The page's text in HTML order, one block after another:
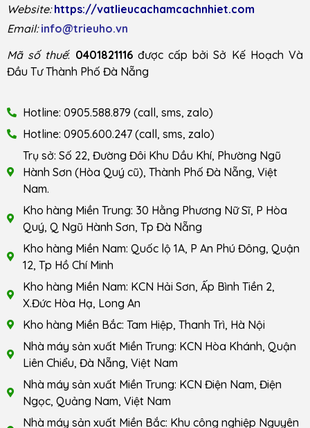
Website: https://vatlieucachamcachnhiet.com
Email: info@trieuho.vn
Mã số thuế: 0401821116được cấp bởi Sở Kế Hoạch Và
Đầu Tư Thành Phố Đà Nẵng
Hotline: 0905.588.879 (call, sms, zalo)
Hotline: 0905.600.247 (call, sms, zalo)
Trụ sở: Số 22, Đường Đôi Khu Dầu Khí, Phường Ngũ
Hành Sơn (Hòa Quý cũ), Thành Phố Đà Nẵng, Việt
Nam.
Kho hàng Miền Trung: 30 Hằng Phương Nữ Sĩ, P Hòa
Quý, Q Ngũ Hành Sơn, Tp Đà Nẵng
Kho hàng Miền Nam: Quốc lộ 1A, P An Phú Đông, Quận
12, Tp Hồ Chí Minh
Kho hàng Miền Nam: KCN Hải Sơn, Ấp Bình Tiền 2,
X.Đức Hòa Hạ, Long An
Kho hàng Miền Bắc: Tam Hiệp, Thanh Trì, Hà Nội
Nhà máy sản xuất Miền Trung: KCN Hòa Khánh, Quận
Liên Chiểu, Đà Nẵng, Việt Nam
Nhà máy sản xuất Miền Trung: KCN Điện Nam, Điện
Ngọc, Quảng Nam, Việt Nam
Nhà máy sản xuất Miền Bắc: Khu công nghiệp Nguyên